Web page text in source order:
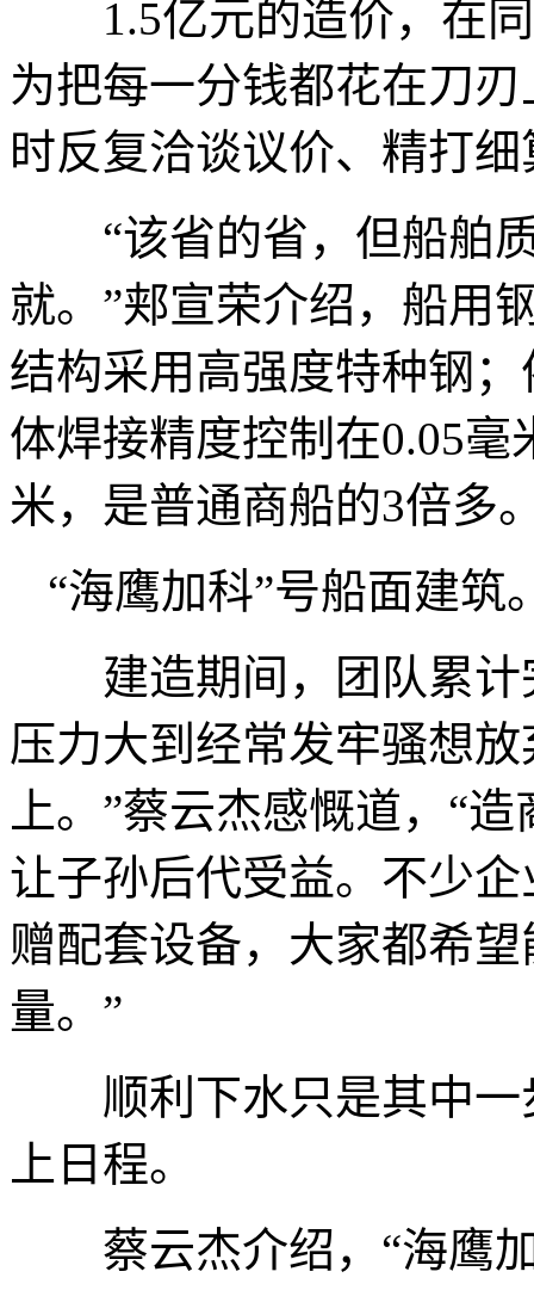
1.5亿元的造价，在同
为把每一分钱都花在刀
时反复洽谈议价、精打细
“该省的省，但船舶质
就。”郏宣荣介绍，船用
结构采用高强度特种钢
体焊接精度控制在0.05
米，是普通商船的3倍多
“海鹰加科”号船面建
建造期间，团队累计
压力大到经常发牢骚想
上。”蔡云杰感慨道，“
让子孙后代受益。不少
赠配套设备，大家都希
量。”
顺利下水只是其中一
上日程。
蔡云杰介绍，“海鹰加